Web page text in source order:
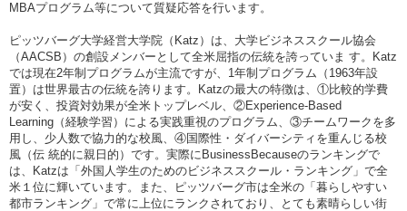
MBAプログラム等について質疑応答を行います。
ピッツバーグ大学経営大学院（Katz）は、大学ビジネススクール協会
（AACSB）の創設メンバーとして全米屈指の伝統を誇っていま す。Katz
では現在2年制プログラムが主流ですが、1年制プログラム（1963年設
置）は世界最古の伝統を誇ります。Katzの最大の特徴は、①比較的学費
が安く、投資対効果が全米トップレベル、②Experience-Based
Learning（経験学習）による実践重視のプログラム、③チームワークを多
用し、少人数で協力的な校風、④国際性・ダイバーシティを重んじる校
風（伝 統的に親日的）です。実際にBusinessBecauseのランキングで
は、Katzは「外国人学生のためのビジネススクール・ランキング」で全
米１位に輝いています。また、ピッツバーグ市は全米の「暮らしやすい
都市ランキング」で常に上位にランクされており、とても素晴らしい街